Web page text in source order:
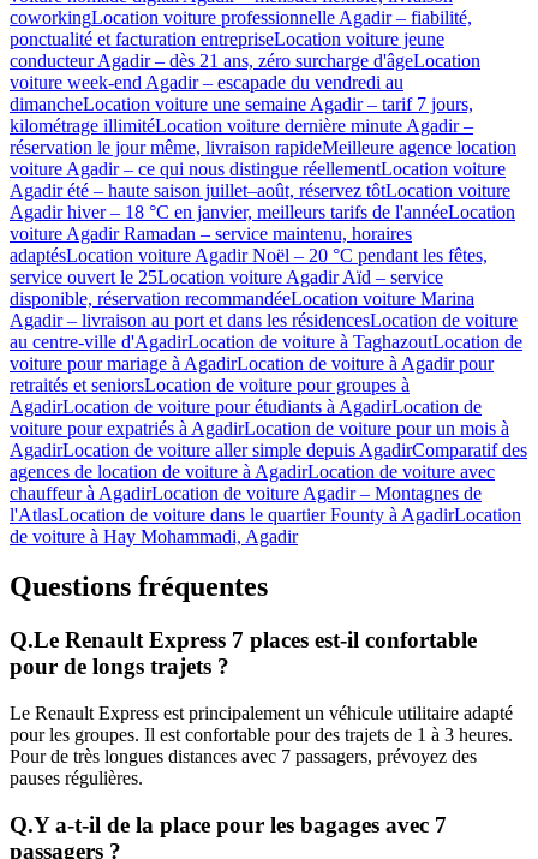
coworkingLocation voiture professionnelle Agadir – fiabilité,
ponctualité et facturation entrepriseLocation voiture jeune
conducteur Agadir – dès 21 ans, zéro surcharge d'âgeLocation
voiture week-end Agadir – escapade du vendredi au
dimancheLocation voiture une semaine Agadir – tarif 7 jours,
kilométrage illimitéLocation voiture dernière minute Agadir –
réservation le jour même, livraison rapideMeilleure agence location
voiture Agadir – ce qui nous distingue réellementLocation voiture
Agadir été – haute saison juillet–août, réservez tôtLocation voiture
Agadir hiver – 18 °C en janvier, meilleurs tarifs de l'annéeLocation
voiture Agadir Ramadan – service maintenu, horaires
adaptésLocation voiture Agadir Noël – 20 °C pendant les fêtes,
service ouvert le 25Location voiture Agadir Aïd – service
disponible, réservation recommandéeLocation voiture Marina
Agadir – livraison au port et dans les résidencesLocation de voiture
au centre-ville d'AgadirLocation de voiture à TaghazoutLocation de
voiture pour mariage à AgadirLocation de voiture à Agadir pour
retraités et seniorsLocation de voiture pour groupes à
AgadirLocation de voiture pour étudiants à AgadirLocation de
voiture pour expatriés à AgadirLocation de voiture pour un mois à
AgadirLocation de voiture aller simple depuis AgadirComparatif des
agences de location de voiture à AgadirLocation de voiture avec
chauffeur à AgadirLocation de voiture Agadir – Montagnes de
l'AtlasLocation de voiture dans le quartier Founty à AgadirLocation
de voiture à Hay Mohammadi, Agadir
Questions fréquentes
Q.Le Renault Express 7 places est-il confortable
pour de longs trajets ?
Le Renault Express est principalement un véhicule utilitaire adapté
pour les groupes. Il est confortable pour des trajets de 1 à 3 heures.
Pour de très longues distances avec 7 passagers, prévoyez des
pauses régulières.
Q.Y a-t-il de la place pour les bagages avec 7
passagers ?